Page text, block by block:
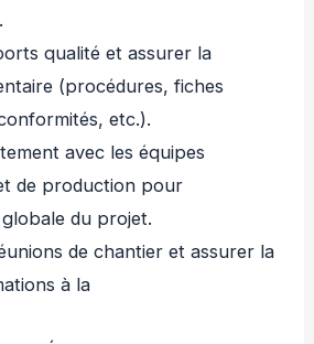
qualité et assurer la
(procédures, fiches
etc.).
avec les équipes
de production pour
du projet.
de chantier et assurer la
à la